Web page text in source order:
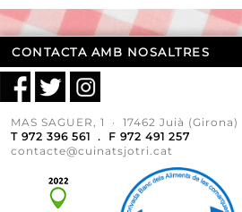
CONTACTA AMB NOSALTRES
MAS SAGUER, 1 · 17462 Juià (Girona)
T 972 396 561 . F 972 491 257
contacte@cuinatsjotri.cat